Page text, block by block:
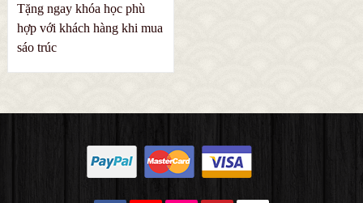
Tặng ngay khóa học phù
hợp với khách hàng khi mua
sáo trúc